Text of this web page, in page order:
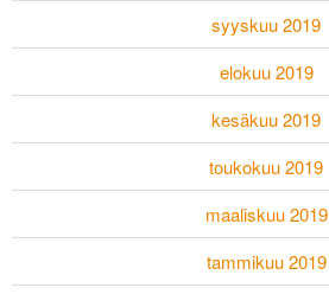
syyskuu 2019
elokuu 2019
kesäkuu 2019
toukokuu 2019
maaliskuu 2019
tammikuu 2019